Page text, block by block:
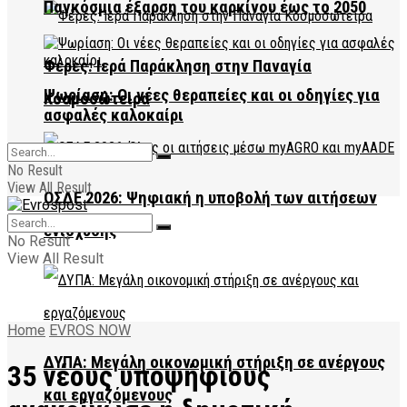
Φέρες: Ιερά Παράκληση στην Παναγία
Κοσμοσώτειρα
ΟΣΔΕ 2026: Ψηφιακή η υποβολή των αιτήσεων
ενίσχυσης
ΔΥΠΑ: Μεγάλη οικονομική στήριξη σε ανέργους
και εργαζόμενους
Παγκόσμια έξαρση του καρκίνου έως το 2050
Ψωρίαση: Οι νέες θεραπείες και οι οδηγίες για
ασφαλές καλοκαίρι
No Result
View All Result
No Result
View All Result
Home EVROS NOW
35 νέους υποψήφιους